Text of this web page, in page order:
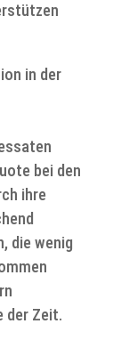
in der
bei den
ihre
die wenig
der Zeit.